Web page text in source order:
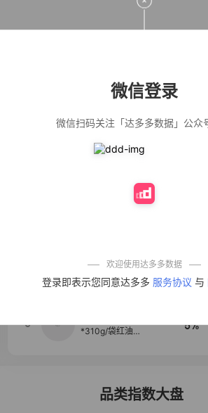
微信登录
微信扫码关注「达多多数据」公众
欢迎使用达多多数据
登录即表示您同意达多多 服务协议 与
【净浮生】油污
重油污去油王污
衣粉轻松搓洗去
污渍除菌除螨3倍
免煮开袋即食劲
艾草抽绳式免撕
垃圾袋大号特厚
50%
5
*310g/袋红油麻
5%
品类指数大盘